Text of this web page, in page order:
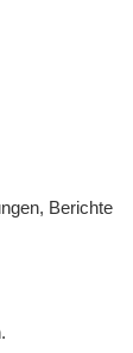
Berichte